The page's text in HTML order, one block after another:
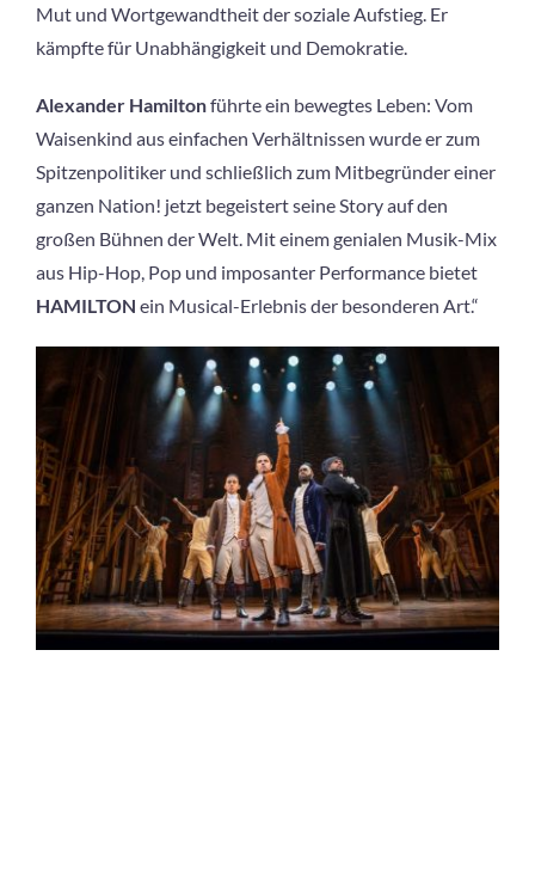
Mut und Wortgewandtheit der soziale Aufstieg. Er
kämpfte für Unabhängigkeit und Demokratie.
Alexander Hamiltonführte ein bewegtes Leben: Vom
Waisenkind aus einfachen Verhältnissen wurde er zum
Spitzenpolitiker und schließlich zum Mitbegründer einer
ganzen Nation! jetzt begeistert seine Story auf den
großen Bühnen der Welt. Mit einem genialen Musik-Mix
aus Hip-Hop, Pop und imposanter Performance bietet
HAMILTON ein Musical-Erlebnis der besonderen Art.“